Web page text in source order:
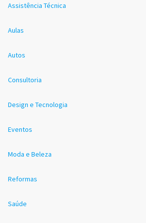
Assistência Técnica
Aulas
Autos
Consultoria
Design e Tecnologia
Eventos
Moda e Beleza
Reformas
Saúde